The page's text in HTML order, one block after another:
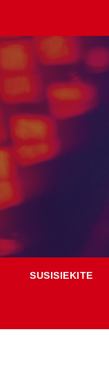
SUSISIEKITE